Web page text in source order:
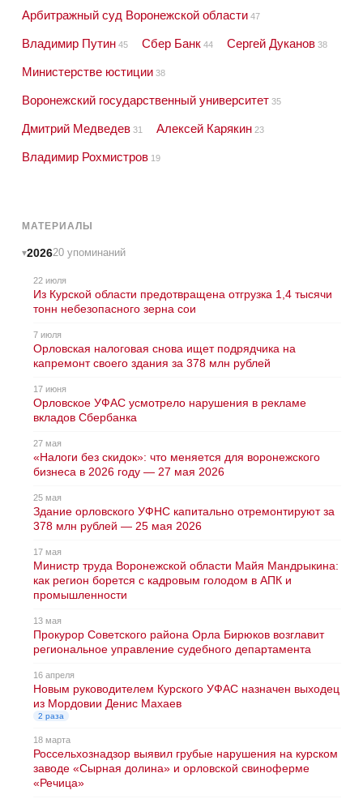
Арбитражный суд Воронежской области 47
Владимир Путин 45 Сбер Банк 44 Сергей Дуканов 38
Министерстве юстиции 38
Воронежский государственный университет 35
Дмитрий Медведев 31 Алексей Карякин 23
Владимир Рохмистров 19
МАТЕРИАЛЫ
202620 упоминаний
22 июля
Из Курской области предотвращена отгрузка 1,4 тысячи
тонн небезопасного зерна сои
7 июля
Орловская налоговая снова ищет подрядчика на
капремонт своего здания за 378 млн рублей
17 июня
Орловское УФАС усмотрело нарушения в рекламе
вкладов Сбербанка
27 мая
«Налоги без скидок»: что меняется для воронежского
бизнеса в 2026 году — 27 мая 2026
25 мая
Здание орловского УФНС капитально отремонтируют за
378 млн рублей — 25 мая 2026
17 мая
Министр труда Воронежской области Майя Мандрыкина:
как регион борется с кадровым голодом в АПК и
промышленности
13 мая
Прокурор Советского района Орла Бирюков возглавит
региональное управление судебного департамента
16 апреля
Новым руководителем Курского УФАС назначен выходец
из Мордовии Денис Махаев
2 раза
18 марта
Россельхознадзор выявил грубые нарушения на курском
заводе «Сырная долина» и орловской свиноферме
«Речица»